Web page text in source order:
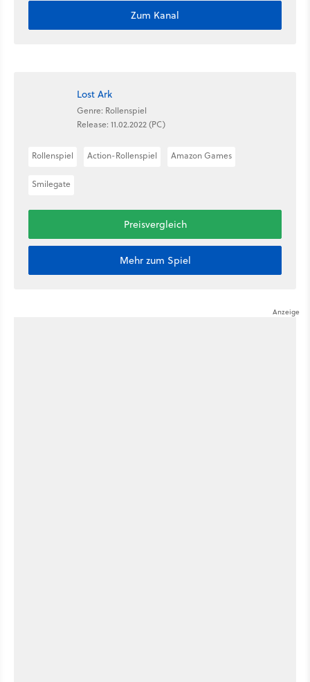
Zum Kanal
Lost Ark
Genre: Rollenspiel
Release: 11.02.2022 (PC)
Rollenspiel Action-Rollenspiel Amazon Games
Smilegate
Preisvergleich
Mehr zum Spiel